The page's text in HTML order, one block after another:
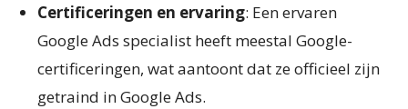
Certificeringen en ervaring: Een ervaren
Google Ads specialist heeft meestal Google-
certificeringen, wat aantoont dat ze officieel zijn
getraind in Google Ads.